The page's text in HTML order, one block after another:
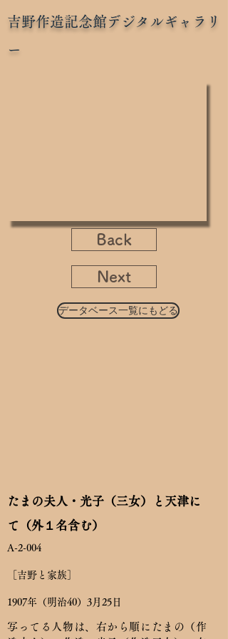
吉野作造記念館デジタルギャラリ
ー
Back
Next
データベース一覧にもどる
たまの夫人・光子（三女）と天津に
て（外１名含む）
A-2-004
［吉野と家族］
1907年（明治40）3月25日
写ってる人物は、右から順にたまの（作